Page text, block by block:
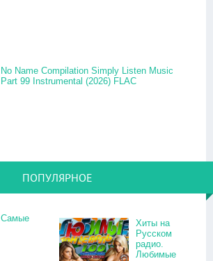
No Name Compilation Simply Listen Music
Part 99 Instrumental (2026) FLAC
ПОПУЛЯРНОЕ
Самые
Хиты на
Русском
радио.
Любимые